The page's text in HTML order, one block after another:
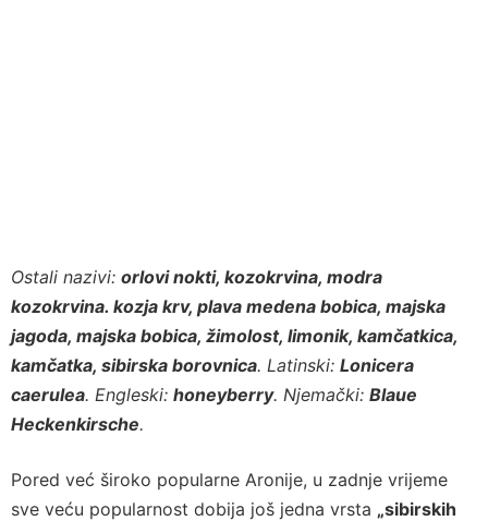
Ostali nazivi: orlovi nokti, kozokrvina, modra
kozokrvina. kozja krv, plava medena bobica, majska
jagoda, majska bobica, žimolost, limonik, kamčatkica,
kamčatka, sibirska borovnica. Latinski: Lonicera
caerulea. Engleski: honeyberry. Njemački: Blaue
Heckenkirsche.
Pored već široko popularne Aronije, u zadnje vrijeme
sve veću popularnost dobija još jedna vrsta „sibirskih